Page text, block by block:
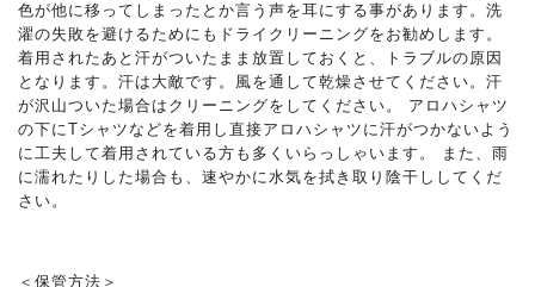
色が他に移ってしまったとか言う声を耳にする事があります。洗
濯の失敗を避けるためにもドライクリーニングをお勧めします。
着用されたあと汗がついたまま放置しておくと、トラブルの原因
となります。汗は大敵です。風を通して乾燥させてください。汗
が沢山ついた場合はクリーニングをしてください。 アロハシャツ
の下にTシャツなどを着用し直接アロハシャツに汗がつかないよう
に工夫して着用されている方も多くいらっしゃいます。 また、雨
に濡れたりした場合も、速やかに水気を拭き取り陰干ししてくだ
さい。
＜保管方法＞